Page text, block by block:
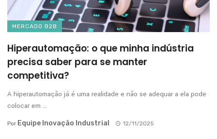
MERCADO B2B
Hiperautomação: o que minha indústria
precisa saber para se manter
competitiva?
A hiperautomação já é uma realidade e não se adequar a ela pode
colocar em ...
Por Equipe Inovação Industrial 12/11/2025